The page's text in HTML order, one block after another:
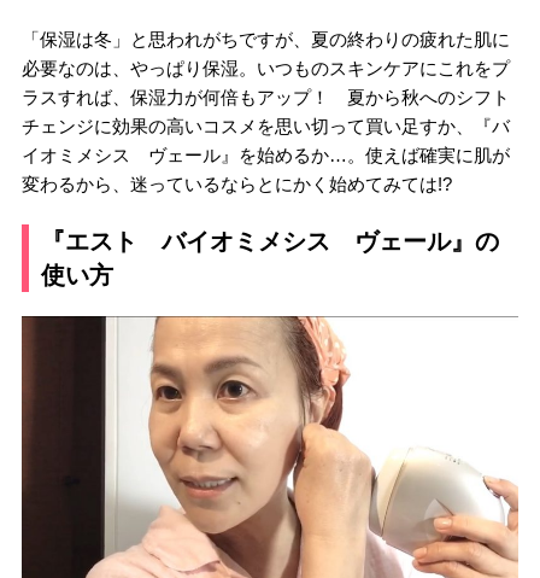
「保湿は冬」と思われがちですが、夏の終わりの疲れた肌に
必要なのは、やっぱり保湿。いつものスキンケアにこれをプ
ラスすれば、保湿力が何倍もアップ！ 夏から秋へのシフト
チェンジに効果の高いコスメを思い切って買い足すか、『バ
イオミメシス ヴェール』を始めるか…。使えば確実に肌が
変わるから、迷っているならとにかく始めてみては!?
『エスト バイオミメシス ヴェール』の
使い方